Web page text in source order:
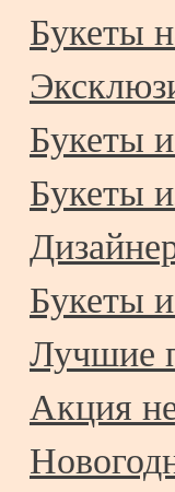
Букеты
Букеты
Букеты
Букеты
Лучшие
Акция